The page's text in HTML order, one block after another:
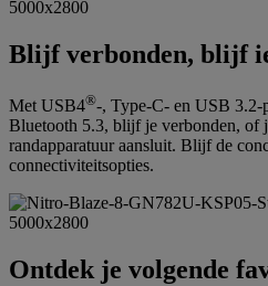
Blijf verbonden, blijf
Met USB4®-, Type-C- en USB 3.2-
Bluetooth 5.3, blijf je verbonden, of
randapparatuur aansluit. Blijf de
connectiviteitsopties.
Ontdek je volgende